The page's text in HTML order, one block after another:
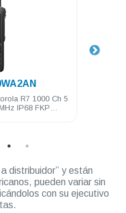
R7 1000 Ch 5
IP68 FKP
distribuidor” y están
pueden variar sin
con su ejecutivo